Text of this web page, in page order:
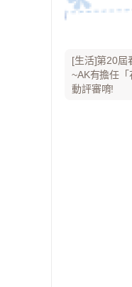
[生活]第20屆
~AK有擔任
動評審唷!